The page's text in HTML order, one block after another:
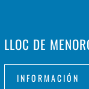
LLOC DE MENORCA
INFORMACIÓN